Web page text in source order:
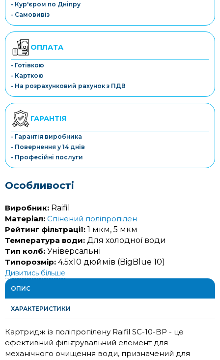
- Кур'єром по Дніпру
- Самовивіз
ОПЛАТА
- Готівкою
- Карткою
- На розрахунковий рахунок з ПДВ
ГАРАНТІЯ
- Гарантія виробника
- Повернення у 14 днів
- Професійні послуги
Особливості
Виробник: Raifil
Матеріал: Спінений поліпропілен
Рейтинг фільтрації: 1 мкм, 5 мкм
Температура води: Для холодної води
Тип колб: Універсальні
Типорозмір: 4.5x10 дюймів (BigBlue 10)
Дивитись більше
ОПИС
ХАРАКТЕРИСТИКИ
Картридж із поліпропілену Raifil SC-10-BP - це
ефективний фільтрувальний елемент для
механічного очищення води, призначений для